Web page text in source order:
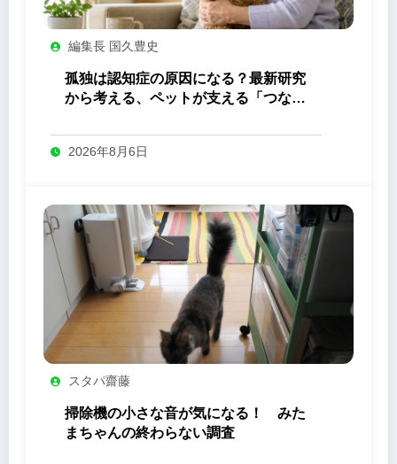
編集長 国久豊史
孤独は認知症の原因になる？最新研究
から考える、ペットが支える「つなが
2026年8月6日
スタパ齋藤
掃除機の小さな音が気になる！ みた
まちゃんの終わらない調査